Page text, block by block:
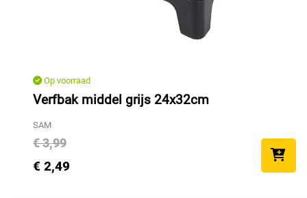
Op voorraad
Verfbak middel grijs 24x32cm
SAM
€ 3,99
€ 2,49